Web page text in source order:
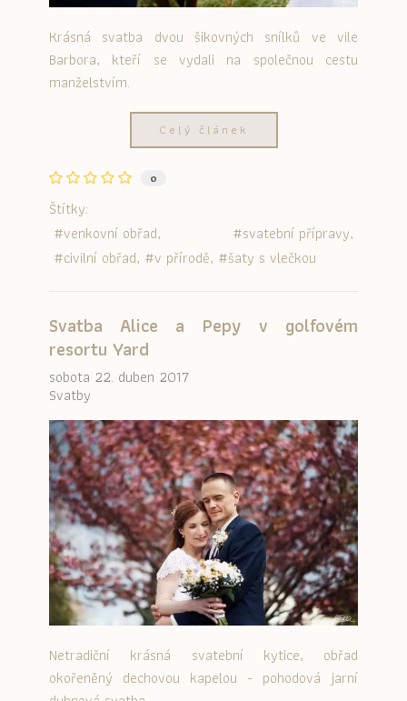
Krásná svatba dvou šikovných snílků ve vile
Barbora, kteří se vydali na společnou cestu
manželstvím.
Celý článek
0
Štítky:
venkovní obřad
svatební přípravy
civilní obřad
v přírodě šaty s vlečkou
Svatba Alice a Pepy v golfovém
resortu Yard
sobota 22. duben 2017
Svatby
Netradiční krásná svatební kytice, obřad
okořeněný dechovou kapelou - pohodová jarní